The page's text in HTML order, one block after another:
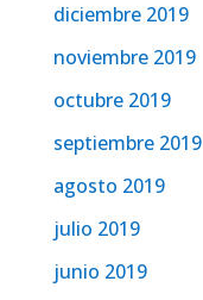
diciembre 2019
noviembre 2019
octubre 2019
septiembre 2019
agosto 2019
julio 2019
junio 2019